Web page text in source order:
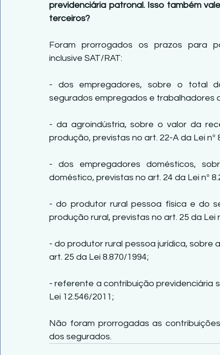
previdenciária patronal. Isso também
terceiros?
Foram prorrogados os prazos para
inclusive SAT/RAT:
- dos empregadores, sobre o total
segurados empregados e trabalhadores
- da agroindústria, sobre o valor da
produção, previstas no art. 22-A da Lei nº
- dos empregadores domésticos,
doméstico, previstas no art. 24 da Lei nº
- do produtor rural pessoa física e do
produção rural, previstas no art. 25 da Lei
- do produtor rural pessoa jurídica, sobre
art. 25 da Lei 8.870/1994;
- referente a contribuição previdenciária
Lei 12.546/2011;
Não foram prorrogadas as
dos segurados.